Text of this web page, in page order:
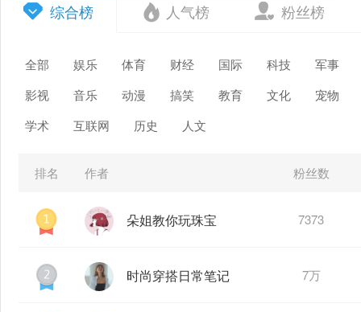
综合榜 人气榜 粉丝榜
全部 娱乐 体育 财经 国际 科技
军事
影视
音乐 动漫 搞笑 教育 文化
宠物
学术
互联网 历史 人文
排名 作者 粉丝数
朵姐教你玩珠宝 7373
时尚穿搭日常笔记 7万